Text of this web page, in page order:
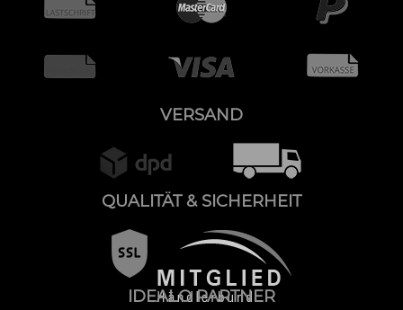
VERSAND
QUALITÄT & SICHERHEIT
IDEALO PARTNER